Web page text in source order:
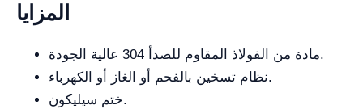
المزايا
مادة من الفولاذ المقاوم للصدأ 304 عالية الجودة.
نظام تسخين بالفحم أو الغاز أو الكهرباء.
ختم سيليكون.